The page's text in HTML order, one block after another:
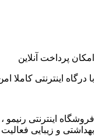
امکان پرداخت آنلاین
با درگاه اینترنتی کاملا
فروشگاه اینترنتی
بهداشتی و زیبایی